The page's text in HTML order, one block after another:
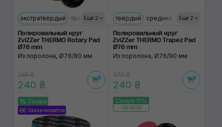
Еще 2
экстратвёрдый твёрдый средний ультрамягкий
Полировальный круг
ZviZZer THERMO Rotary Pad
Ø76 mm
Из поролона, Ø76/80 мм
265 ₴
240 ₴
Еще 2
твёрдый средний мягкий
Полировальный круг
ZviZZer THERMO Trapez Pad
Ø76 mm
Из поролона, Ø76/90 мм
270 ₴
240 ₴
Скидка
Заканчивается
Скидка 10%
125:25:52